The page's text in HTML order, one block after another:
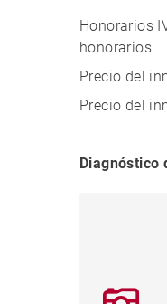
Honorarios
honorarios.
Precio del
Precio del
Diagnóstico